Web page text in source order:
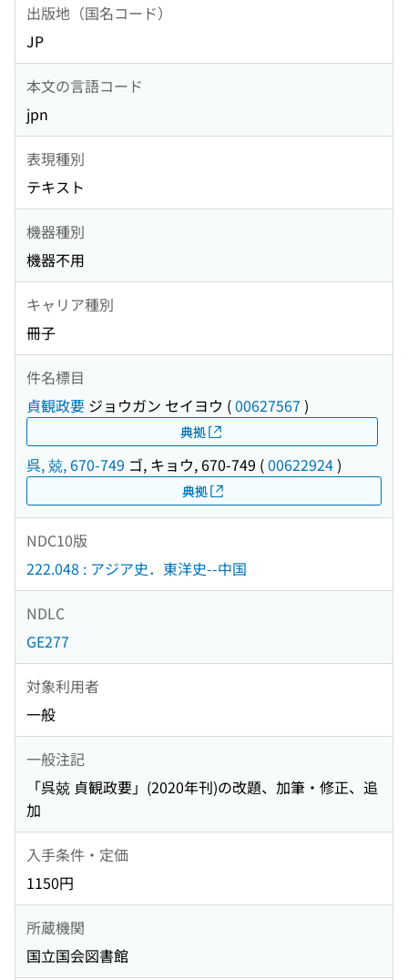
出版地（国名コード）
JP
本文の言語コード
jpn
表現種別
テキスト
機器種別
機器不用
キャリア種別
冊子
件名標目
貞観政要 ジョウガン セイヨウ (00627567 )
典拠
呉, 兢, 670-749 ゴ, キョウ, 670-749 (00622924)
典拠
NDC10版
222.048 : アジア史．東洋史--中国
NDLC
GE277
対象利用者
一般
一般注記
「呉兢 貞観政要」(2020年刊)の改題、加筆・修正、追
加
入手条件・定価
1150円
所蔵機関
国立国会図書館